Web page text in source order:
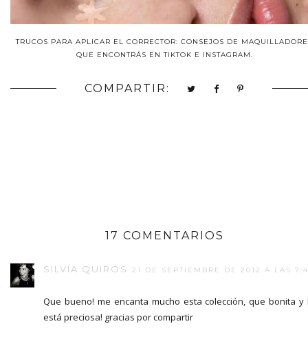
TRUCOS PARA APLICAR EL CORRECTOR: CONSEJOS DE
QUE ENCONTRÁS EN TIKTOK E INSTAGRAM.
COMPARTIR:
17 COMENTARIOS
SILVIA QUIRÓS 21 DE SEPTIEMBRE DE 2012 A LAS
Que bueno! me encanta mucho esta colección, que bonita y
está preciosa! gracias por compartir